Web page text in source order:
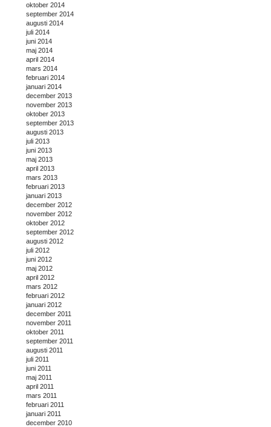
oktober 2014
september 2014
augusti 2014
juli 2014
juni 2014
maj 2014
april 2014
mars 2014
februari 2014
januari 2014
december 2013
november 2013
oktober 2013
september 2013
augusti 2013
juli 2013
juni 2013
maj 2013
april 2013
mars 2013
februari 2013
januari 2013
december 2012
november 2012
oktober 2012
september 2012
augusti 2012
juli 2012
juni 2012
maj 2012
april 2012
mars 2012
februari 2012
januari 2012
december 2011
november 2011
oktober 2011
september 2011
augusti 2011
juli 2011
juni 2011
maj 2011
april 2011
mars 2011
februari 2011
januari 2011
december 2010